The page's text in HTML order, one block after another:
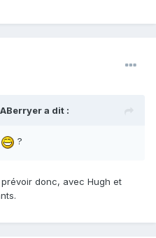
a dit :
?
donc, avec Hugh et